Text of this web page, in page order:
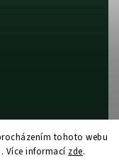
tohoto webu
Více informací zde.